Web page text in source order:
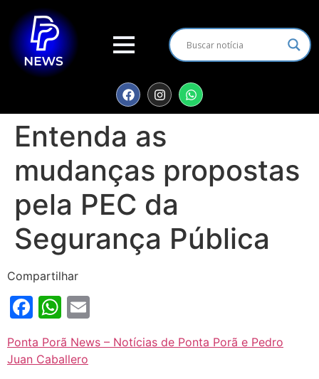
Entenda as
mudanças propostas
pela PEC da
Segurança Pública
Compartilhar
Facebook
WhatsApp
Ponta Porã News – Notícias de Ponta Porã e Pedro
Juan Caballero